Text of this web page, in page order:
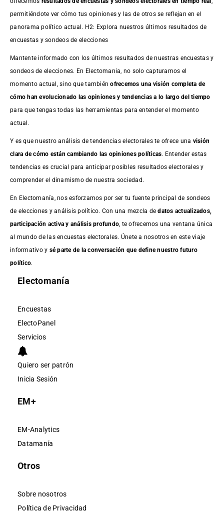
permitiéndote ver cómo tus opiniones y las de otros se reflejan en el
panorama político actual. H2: Explora nuestros últimos resultados de
encuestas y sondeos de elecciones
Mantente informado con los últimos resultados de nuestras encuestasy
sondeos de elecciones. En Electomania, no solo capturamos el
momento actual, sino que tambiénofrecemos una visión completa de
cómo han evolucionado las opiniones y tendencias a lo largo del tiempo
para que tengas todas las herramientas para entender el momento
actual.
Y es que nuestro análisis de tendencias electorales te ofrece una visión
clara de cómo están cambiando las opiniones políticas. Entender estas
tendencias es crucial para anticipar posibles resultados electorales y
comprender el dinamismo de nuestra sociedad.
En Electomanía, nos esforzamos por ser tu fuente principal de sondeos
de elecciones y análisis político. Con una mezcla dedatos actualizados,
participación activa y análisis profundo , te ofrecemos una ventana única
al mundo de las encuestas electorales. Únete a nosotros en este viaje
informativo y sé parte de la conversación que define nuestro futuro
político.
Electomanía
Encuestas
ElectoPanel
Servicios
Quiero ser patrón
Inicia Sesión
EM+
EM-Analytics
Datamanía
Otros
Sobre nosotros
Política de Privacidad